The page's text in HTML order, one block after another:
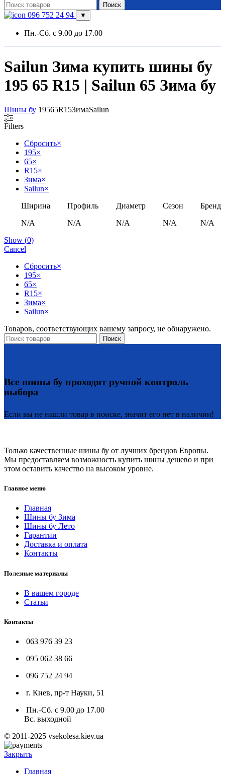
Поиск
096 752 24 94 ▼
Пн.-Сб. с 9.00 до 17.00
Sailun Зима купить шины бу
195 65 R15 | Sailun 65 Зима бу
Шины бу 19565R15ЗимаSailun
Filters
Сбросить×
195×
65×
R15×
Зима×
Sailun×
Ширина
N/A
Профиль
N/A
Диаметр
N/A
Сезон
N/A
Бренд
N/A
Show (0)
Cancel
Сбросить×
195×
65×
R15×
Зима×
Sailun×
Товаров, соответствующих вашему запросу, не обнаружено.
Поиск
Все шины бу проходят ручной контроль
выбора
Если вы не нашли товар в поиске, значит его нет в наличии!
Только качественные шины бу от лучших брендов Европы.
Мы предоставляем возможность купить шины дешево и при
этом оставить качество на высоком уровне.
Главное меню
Главная
Шины бу Зима
Шины бу Лето
Гарантии
Доставка и оплата
Контакты
Полезные материалы
В вашем городе
Статьи
Контакты
063 976 39 23
095 062 38 66
096 752 24 94
г. Киев, пр-т Науки, 51
Пн.-Сб. с 9.00 до 17.00
Вс. выходной
© 2011-2025 vsekolesa.kiev.ua
Закрыть
Главная